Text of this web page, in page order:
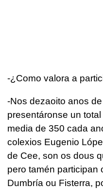
-¿Como valora a
-Nos dezaoito anos
presentáronse un
media de 350 cada
colexios Eugenio
de Cee, son os dous
pero tamén participan
Dumbría ou Fisterra,